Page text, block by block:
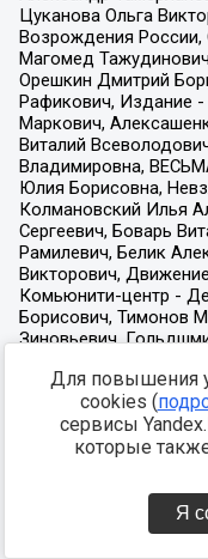
Для повышения
cookies (
сервисы
которые
Я